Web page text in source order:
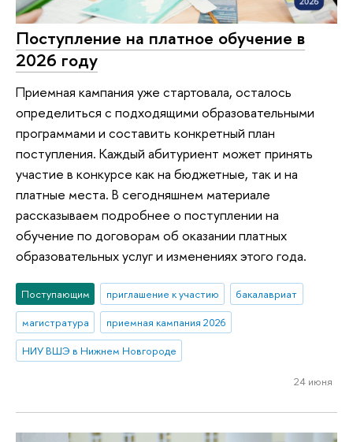
Поступление на платное обучение в
2026 году
Приемная кампания уже стартовала, осталось
определиться с подходящими образовательными
программами и составить конкретный план
поступления. Каждый абитуриент может принять
участие в конкурсе как на бюджетные, так и на
платные места. В сегодняшнем материале
рассказываем подробнее о поступлении на
обучение по договорам об оказании платных
образовательных услуг и изменениях этого года.
Поступающим приглашение к участию
бакалавриат
магистратура
приемная кампания 2026
НИУ ВШЭ в Нижнем Новгороде
24 июня